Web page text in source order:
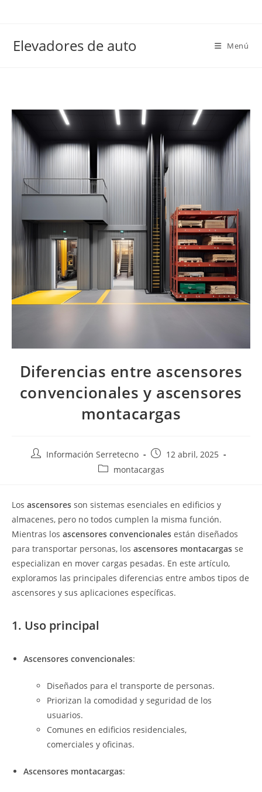
Elevadores de auto Menú
Diferencias entre ascensores
convencionales y ascensores
montacargas
Información Serretecno
12 abril, 2025
montacargas
Los ascensores son sistemas esenciales en edificios y
almacenes, pero no todos cumplen la misma función.
Mientras los ascensores convencionales están diseñados
para transportar personas, los ascensores montacargas se
especializan en mover cargas pesadas. En este artículo,
exploramos las principales diferencias entre ambos tipos de
ascensores y sus aplicaciones específicas.
1. Uso principal
Ascensores convencionales:
Diseñados para el transporte de personas.
Priorizan la comodidad y seguridad de los
usuarios.
Comunes en edificios residenciales,
comerciales y oficinas.
Ascensores montacargas: